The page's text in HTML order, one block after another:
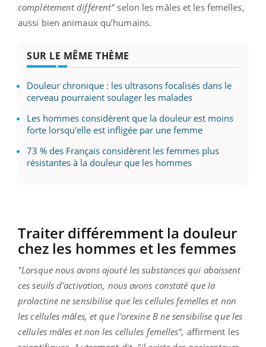
complètement différent" selon les mâles et les femelles,
aussi bien animaux qu’humains.
SUR LE MÊME THÈME
Douleur chronique : les ultrasons focalisés dans le
cerveau pourraient soulager les malades
Les hommes considèrent que la douleur est moins
forte lorsqu'elle est infligée par une femme
73 % des Français considèrent les femmes plus
résistantes à la douleur que les hommes
Traiter différemment la douleur
chez les hommes et les femmes
"Lorsque nous avons ajouté les substances qui abaissent
ces seuils d'activation, nous avons constaté que la
prolactine ne sensibilise que les cellules femelles et non
les cellules mâles, et que l'orexine B ne sensibilise que les
cellules mâles et non les cellules femelles", affirment les